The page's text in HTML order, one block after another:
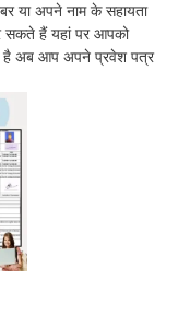
या अपने नाम के सहायता
सकते हैं यहां पर आपको
है अब आप अपने प्रवेश पत्र